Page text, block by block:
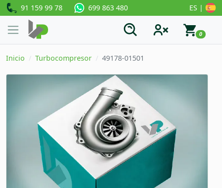
91 159 99 78 699 863 480 ES |
0
Inicio Turbocompresor 49178-01501